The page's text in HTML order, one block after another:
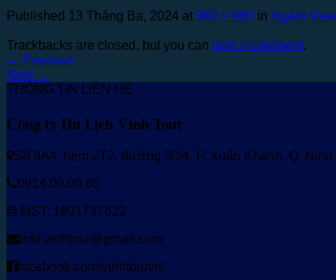
Published 13 Tháng Ba, 2024 at 960 × 960 in Ngắm
Trackbacks are closed, but you can post a comment.
← Previous
Next →
THÔNG TIN LIÊN HỆ
Công ty Du Lịch Vinh Tour
Số 9A4, hẻm 2T2, đường 30/4, P. Xuân Khánh, Q.
0914.00.00.65
MST: 1801737622
info.vinhtour@gmail.com
facebook.com/vinhtourvn/